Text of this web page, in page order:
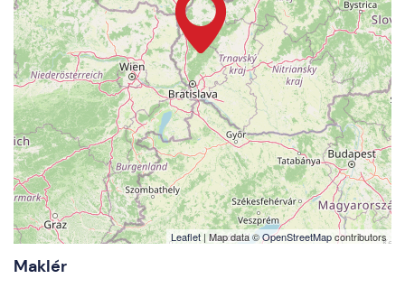
Leaflet | Map data ©OpenStreetMapcontributors
Maklér